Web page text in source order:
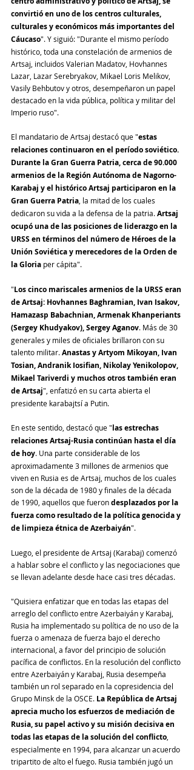
convirtió en uno de los centros culturales,
culturales y económicos más importantes del
Cáucaso". Y siguió: "Durante el mismo período
histórico, toda una constelación de armenios de
Artsaj, incluidos Valerian Madatov, Hovhannes
Lazar, Lazar Serebryakov, Mikael Loris Melikov,
Vasily Behbutov y otros, desempeñaron un papel
destacado en la vida pública, política y militar del
Imperio ruso".
El mandatario de Artsaj destacó que "estas
relaciones continuaron en el período soviético.
Durante la Gran Guerra Patria, cerca de 90.000
armenios de la Región Autónoma de Nagorno-
Karabaj y el histórico Artsaj participaron en la
Gran Guerra Patria, la mitad de los cuales
dedicaron su vida a la defensa de la patria. Artsaj
ocupó una de las posiciones de liderazgo en la
URSS en términos del número de Héroes de la
Unión Soviética y merecedores de la Orden de
la Gloria per cápita".
"Los cinco mariscales armenios de la URSS eran
de Artsaj: Hovhannes Baghramian, Ivan Isakov,
Hamazasp Babachnian, Armenak Khanperiants
(Sergey Khudyakov), Sergey Aganov. Más de 30
generales y miles de oficiales brillaron con su
talento militar. Anastas y Artyom Mikoyan, Ivan
Tosian, Andranik Iosifian, Nikolay Yenikolopov,
Mikael Tariverdi y muchos otros también eran
de Artsaj", enfatizó en su carta abierta el
presidente karabajtsí a Putin.
En este sentido, destacó que "las estrechas
relaciones Artsaj-Rusia continúan hasta el día
de hoy. Una parte considerable de los
aproximadamente 3 millones de armenios que
viven en Rusia es de Artsaj, muchos de los cuales
son de la década de 1980 y finales de la década
de 1990, aquellos que fueron desplazados por la
fuerza como resultado de la política genocida y
de limpieza étnica de Azerbaiyán".
Luego, el presidente de Artsaj (Karabaj) comenzó
a hablar sobre el conflicto y las negociaciones que
se llevan adelante desde hace casi tres décadas.
"Quisiera enfatizar que en todas las etapas del
arreglo del conflicto entre Azerbaiyán y Karabaj,
Rusia ha implementado su política de no uso de la
fuerza o amenaza de fuerza bajo el derecho
internacional, a favor del principio de solución
pacífica de conflictos. En la resolución del conflicto
entre Azerbaiyán y Karabaj, Rusia desempeña
también un rol separado en la copresidencia del
Grupo Minsk de la OSCE. La República de Artsaj
aprecia mucho los esfuerzos de mediación de
Rusia, su papel activo y su misión decisiva en
todas las etapas de la solución del conflicto,
especialmente en 1994, para alcanzar un acuerdo
tripartito de alto el fuego. Rusia también jugó un